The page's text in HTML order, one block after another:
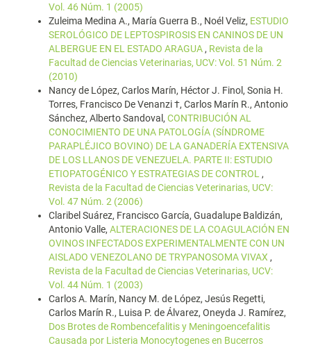
Vol. 46 Núm. 1 (2005)
Zuleima Medina A., María Guerra B., Noél Veliz, ESTUDIO
SEROLÓGICO DE LEPTOSPIROSIS EN CANINOS DE UN
ALBERGUE EN EL ESTADO ARAGUA , Revista de la
Facultad de Ciencias Veterinarias, UCV: Vol. 51 Núm. 2
(2010)
Nancy de López, Carlos Marín, Héctor J. Finol, Sonia H.
Torres, Francisco De Venanzi †, Carlos Marín R., Antonio
Sánchez, Alberto Sandoval, CONTRIBUCIÓN AL
CONOCIMIENTO DE UNA PATOLOGÍA (SÍNDROME
PARAPLÉJICO BOVINO) DE LA GANADERÍA EXTENSIVA
DE LOS LLANOS DE VENEZUELA. PARTE II: ESTUDIO
ETIOPATOGÉNICO Y ESTRATEGIAS DE CONTROL ,
Revista de la Facultad de Ciencias Veterinarias, UCV:
Vol. 47 Núm. 2 (2006)
Claribel Suárez, Francisco García, Guadalupe Baldizán,
Antonio Valle, ALTERACIONES DE LA COAGULACIÓN EN
OVINOS INFECTADOS EXPERIMENTALMENTE CON UN
AISLADO VENEZOLANO DE TRYPANOSOMA VIVAX ,
Revista de la Facultad de Ciencias Veterinarias, UCV:
Vol. 44 Núm. 1 (2003)
Carlos A. Marín, Nancy M. de López, Jesús Regetti,
Carlos Marín R., Luisa P. de Álvarez, Oneyda J. Ramírez,
Dos Brotes de Rombencefalitis y Meningoencefalitis
Causada por Listeria Monocytogenes en Bucerros